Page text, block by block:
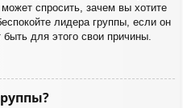
спросить, зачем вы хотите
лидера группы, если он
для этого свои причины.